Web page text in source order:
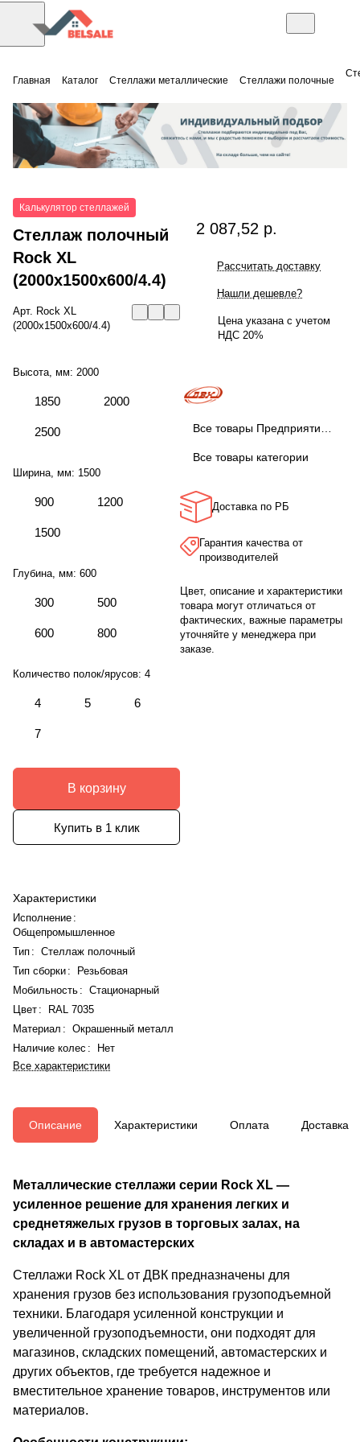
Главная Каталог Стеллажи металлические Стеллажи полочные
Калькулятор стеллажей
Стеллаж полочный
Rock XL
(2000x1500x600/4.4)
Арт. Rock XL
(2000x1500x600/4.4)
Высота, мм: 2000
1850 2000
2500
Ширина, мм: 1500
900 1200
1500
Глубина, мм: 600
300 500
600 800
Количество полок/ярусов: 4
4 5 6
7
В корзину
Купить в 1 клик
Характеристики
Исполнение :
Общепромышленное
Тип : Стеллаж полочный
Тип сборки:
Резьбовая
Мобильность : Стационарный
Цвет :
RAL 7035
Материал : Окрашенный металл
Наличие колес :
Нет
Все характеристики
2 087,52 р.
Рассчитать доставку
Нашли дешевле?
Цена указана с учетом
НДС 20%
Все товары Предприятие ДВК
Все товары категории
Доставка по РБ
Гарантия качества от
производителей
Цвет, описание и характеристики
товара могут отличаться от
фактических, важные параметры
уточняйте у менеджера при
заказе.
Описание Характеристики Оплата Доставка
Металлические стеллажи серии Rock XL —
усиленное решение для хранения легких и
среднетяжелых грузов в торговых залах, на
складах и в автомастерских
Стеллажи Rock XL от ДВК предназначены для
хранения грузов без использования грузоподъемной
техники. Благодаря усиленной конструкции и
увеличенной грузоподъемности, они подходят для
магазинов, складских помещений, автомастерских и
других объектов, где требуется надежное и
вместительное хранение товаров, инструментов или
материалов.